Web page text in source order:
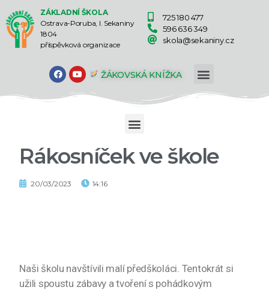
ZÁKLADNÍ ŠKOLA
Ostrava-Poruba, I. Sekaniny
1804
příspěvková organizace
725 180 477
596 636 349
skola@sekaniny.cz
ŽÁKOVSKÁ KNÍŽKA
Rákosníček ve škole
20/03/2023 14:16
Naši školu navštívili malí předškoláci. Tentokrát si
užili spoustu zábavy a tvoření s pohádkovým